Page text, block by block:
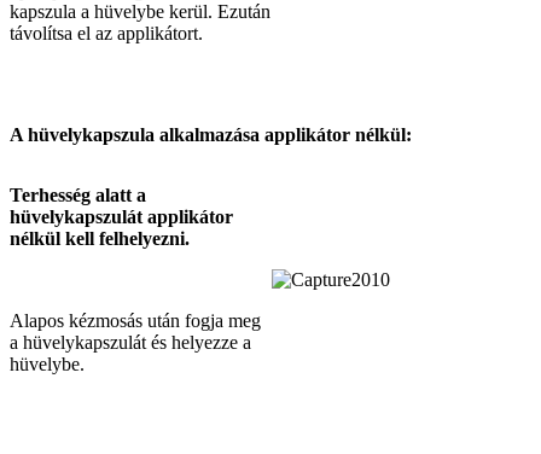
kapszula a hüvelybe kerül. Ezután
távolítsa el az applikátort.
A hüvelykapszula alkalmazása applikátor nélkül:
Terhesség alatt a
hüvelykapszulát applikátor
nélkül kell felhelyezni.
Alapos kézmosás után fogja meg
a hüvelykapszulát és helyezze a
hüvelybe.